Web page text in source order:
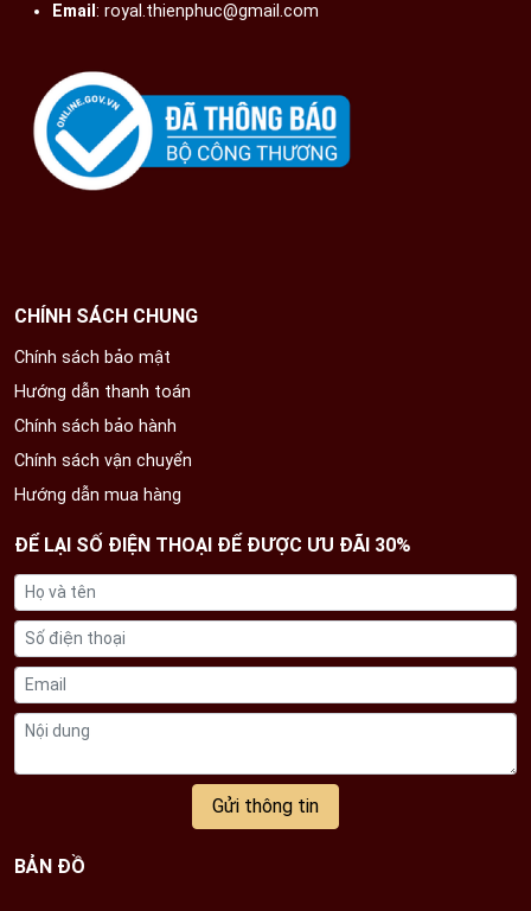
Email : royal.thienphuc@gmail.com
CHÍNH SÁCH CHUNG
Chính sách bảo mật
Hướng dẫn thanh toán
Chính sách bảo hành
Chính sách vận chuyển
Hướng dẫn mua hàng
ĐỂ LẠI SỐ ĐIỆN THOẠI ĐỂ ĐƯỢC ƯU ĐÃI 30%
Gửi thông tin
BẢN ĐỒ